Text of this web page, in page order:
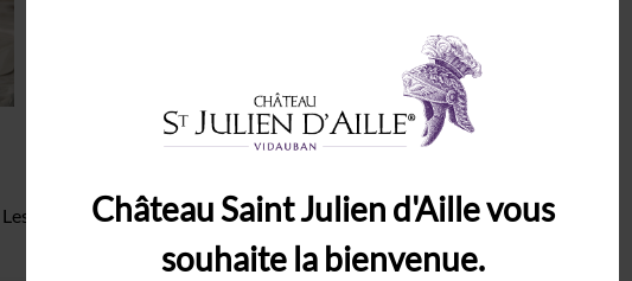
Château Saint Julien d'Aille vous
souhaite la bienvenue.
Les champs obligatoires sont indiqués avec*